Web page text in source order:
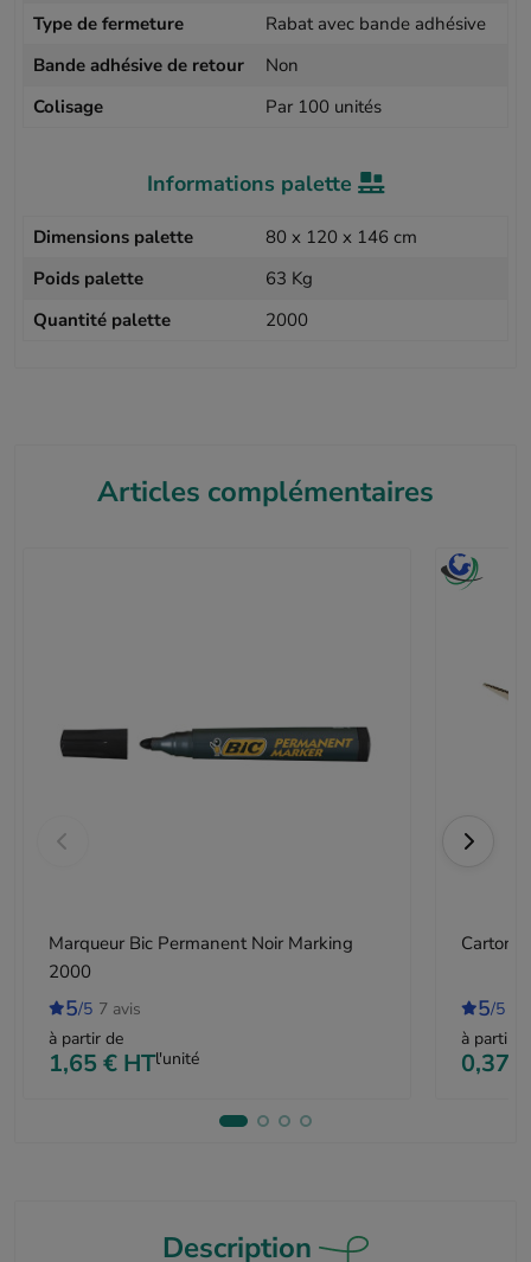
Type de fermeture
Rabat avec bande adhésive
Bande adhésive de retour
Non
Colisage
Par 100 unités
Informations palette
Dimensions palette
80 x 120 x 146 cm
Poids palette
63 Kg
Quantité palette
2000
Articles complémentaires
Marqueur Bic Permanent Noir Marking
2000
5/5 7 avis
à partir de
1,65 € HTl'unité
Carton
5/5
à partir
0,37 €
Description